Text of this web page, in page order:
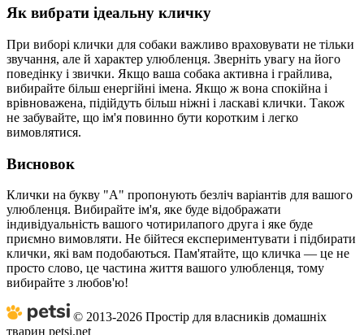
Як вибрати ідеальну кличку
При виборі клички для собаки важливо враховувати не тільки
звучання, але й характер улюбленця. Зверніть увагу на його
поведінку і звички. Якщо ваша собака активна і грайлива,
вибирайте більш енергійні імена. Якщо ж вона спокійна і
врівноважена, підійдуть більш ніжні і ласкаві клички. Також
не забувайте, що ім'я повинно бути коротким і легко
вимовлятися.
Висновок
Клички на букву "А" пропонують безліч варіантів для вашого
улюбленця. Вибирайте ім'я, яке буде відображати
індивідуальність вашого чотирилапого друга і яке буде
приємно вимовляти. Не бійтеся експериментувати і підбирати
клички, які вам подобаються. Пам'ятайте, що кличка — це не
просто слово, це частина життя вашого улюбленця, тому
вибирайте з любов'ю!
© 2013-2026 Простір для власників домашніх
тварин petsi.net